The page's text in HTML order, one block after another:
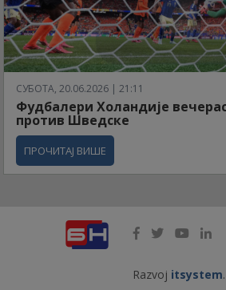
СУБОТА, 20.06.2026 | 21:11
Фудбалери Холандије
против Шведске
ПРОЧИТАЈ ВИШЕ
Razvoj itsystem.